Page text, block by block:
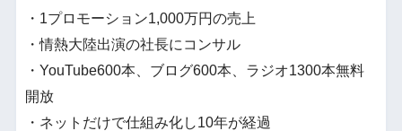
・1プロモーション1,000万円の売上
・情熱大陸出演の社長にコンサル
・YouTube600本、ブログ600本、ラジオ1300本無料
開放
・ネットだけで仕組み化し10年が経過